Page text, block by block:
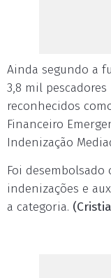
Ainda segundo a
3,8 mil
reconhecidos
Financeiro
Indenização
Foi desembolsado
indenizações e
a categoria.